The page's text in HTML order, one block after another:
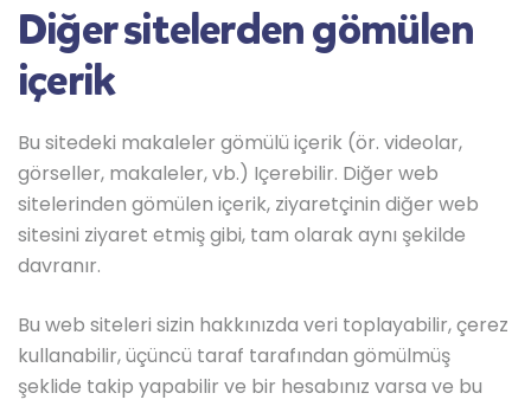
Diğer sitelerden gömülen
içerik
Bu sitedeki makaleler gömülü içerik (ör. videolar,
görseller, makaleler, vb.) Içerebilir. Diğer web
sitelerinden gömülen içerik, ziyaretçinin diğer web
sitesini ziyaret etmiş gibi, tam olarak aynı şekilde
davranır.
Bu web siteleri sizin hakkınızda veri toplayabilir, çerez
kullanabilir, üçüncü taraf tarafından gömülmüş
şeklide takip yapabilir ve bir hesabınız varsa ve bu